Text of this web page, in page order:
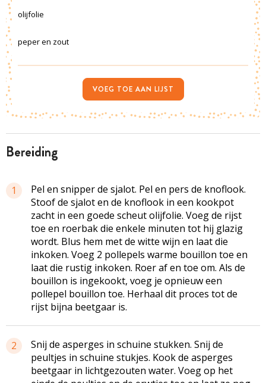
bereiding
1
Pel en snipper de sjalot. Pel en pers de knoflook.
Stoof de sjalot en de knoflook in een kookpot
zacht in een goede scheut olijfolie. Voeg de rijst
toe en roerbak die enkele minuten tot hij glazig
wordt. Blus hem met de witte wijn en laat die
inkoken. Voeg 2 pol­lepels warme bouillon toe en
laat die rustig inkoken. Roer af en toe om. Als de
bouillon is ingekookt, voeg je opnieuw een
pollepel bouillon toe. Herhaal dit proces tot de
rijst bijna beetgaar is.
2
Snij de asperges in schuine stukken. Snij de
peultjes in schuine stukjes. Kook de asperges
beetgaar in lichtgezouten water. Voeg op het
olijfolie
peper en zout
VOEG TOE AAN LIJST